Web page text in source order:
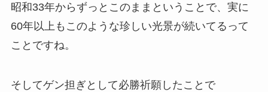
昭和33年からずっとこのままということで、実に
60年以上もこのような珍しい光景が続いてるって
ことですね。
そしてゲン担ぎとして必勝祈願したことで